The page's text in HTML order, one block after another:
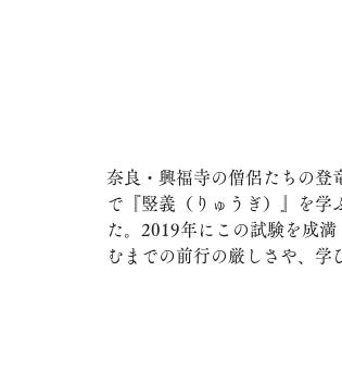
奈良・興福寺の僧侶たちの登
で『竪義（りゅうぎ）』を学
た。2019年にこの試験を成
むまでの前行の厳しさや、学